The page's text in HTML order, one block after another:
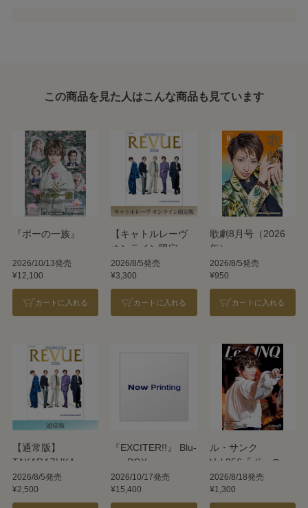
この商品を見た人はこんな商品も見ています
『ポーの一族』
2026/10/13発売
¥12,100
カートに入れる
【キャトルレーヴ
オンライン限定
版】TAKARAZUKA
REVUE 2026
2026/8/5発売
¥3,300
カートに入れる
歌劇8月号（2026
年）
2026/8/5発売
¥950
カートに入れる
【通常版】
TAKARAZUKA
REVUE 2026
2026/8/5発売
¥2,500
『EXCITER!!』 Blu-
ray BOX
2026/10/17発売
¥15,400
ル・サンク
Vol.256『ポーの一
族』＜雪組＞
2026/8/18発売
¥1,300